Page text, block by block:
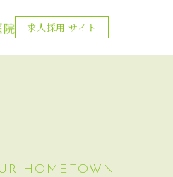
求人採用 サイト
HOMETOWN